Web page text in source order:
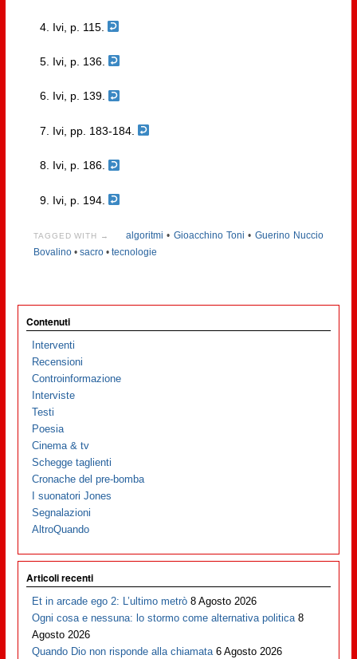
Ivi, p. 115.
Ivi, p. 136.
Ivi, p. 139.
Ivi, pp. 183-184.
Ivi, p. 186.
Ivi, p. 194.
TAGGED WITH → algoritmi • Gioacchino Toni • Guerino Nuccio
Bovalino• sacro• tecnologie
Contenuti
Interventi
Recensioni
Controinformazione
Interviste
Testi
Poesia
Cinema & tv
Schegge taglienti
Cronache del pre-bomba
I suonatori Jones
Segnalazioni
AltroQuando
Articoli recenti
Et in arcade ego 2: L’ultimo metrò 8 Agosto 2026
Ogni cosa e nessuna: lo stormo come alternativa politica 8
Agosto 2026
Quando Dio non risponde alla chiamata 6 Agosto 2026